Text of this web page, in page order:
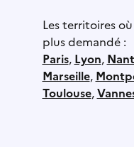
Les territoires
plus demandé :
Paris, Lyon,
Marseille,
Toulouse,